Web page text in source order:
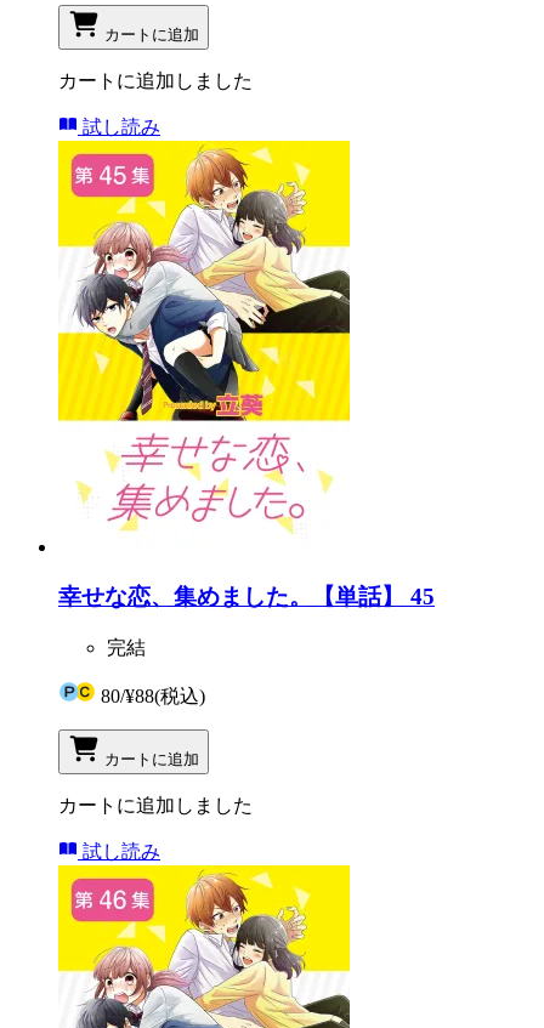
カートに追加
カートに追加しました
試し読み
幸せな恋、集めました。【単話】 45
完結
80/¥88(税込)
カートに追加
カートに追加しました
試し読み